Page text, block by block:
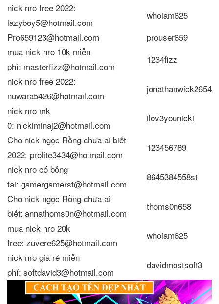
nick nro free 2022:
lazyboy5@hotmail.com
whoiam625
Pro659123@hotmail.com
prouser659
mua nick nro 10k miễn
phí: masterfizz@hotmail.com
1234fizz
nick nro free 2022:
nuwara5426@hotmail.com
jonathanwick2654
nick nro mk
0: nickiminaj2@hotmail.com
ilov3younicki
Cho nick ngọc Rồng chưa ai biết
2022: prolite3434@hotmail.com
123456789
nick nro có bông
tai: gamergamerst@hotmail.com
8645384558st
Cho nick ngọc Rồng chưa ai
biết: annathoms0n@hotmail.com
thoms0n658
mua nick nro 20k
free: zuvere625@hotmail.com
whoiam625
nick nro giá rẻ miễn
phí: softdavid3@hotmail.com
davidmostsoft3